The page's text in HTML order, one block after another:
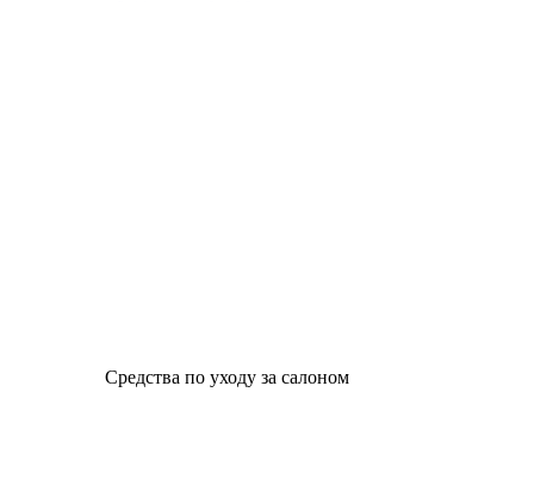
Средства по уходу за салоном